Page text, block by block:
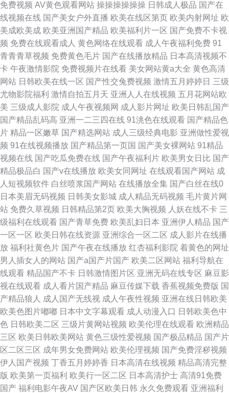
免费视频 AV黄色观看网站 操操操操操操 日韩成人极品 国产在
线视频在线 国产美女户外直播 欧美在线区第页 欧美内射网址 欧
美成欧美成 欧美亚洲国产精品 欧美福利片一区 国产免费不卡视
频 免费在线观看成人 黄色网络在线观看 成人午夜福利免费 91
青青青草视频 免费黄色毛片 国产在线播放精品 日本高清视频不
卡 午夜激情影院 免费视频片在线看 美女网站黄a大全 黄色高清
网站 日韩欧美在线一区 国产性交兔费视频 激情五月婷婷日 三级
尤物影院福利 激情自拍五月天 亚洲人人在线视频 五月花网站欧
美 三级成人影院 成人午夜视频网 成人影片网址 欧美日韩乱国产
国产精品乱码高 亚洲一二三四在线 91洮色在线观看 国产精品色
片 精品一区嫩草 国产精选网站 成人三级经典电影 亚洲做性爱视
频 91在线视频播放 国产精品第一页国 国产美女裸网站 91精品
视频在线 国产吃瓜免费在线 国产午夜福利片 欧美男女日比 国产
精品极品白 国产v在线播放 欧美女同网址 在线观看国产网站 成
人短视频软件 白丝喷浆国产网站 在线播放全集 国产白丝在线0
日本美眉无码视频 日韩美女影城 成人精品无码视频 毛片黄片网
站 免费久草视频 日韩精品第2页 欧美大胸视频 人妖在线不卡 三
级福利在线观看 国产青草免费 欧美乱妇日本 亚洲伊人精品 国产
一区一区 欧美日韩在线资源 亚洲综合一区二区 成人影片在线播
放 福利社黄色片 国产午夜在线播放 红杏福利影院 着黄色的网址
男人插女人的网站 国产a国产片国产 欧美二区网站 福利导航在
线观看 精品国产不卡 日韩激情图片区 亚洲无码在线专区 麻豆影
视在线观看 成人看片国产精品 麻豆传媒下载 香蕉视频免费版 国
产精品狼人 成人国产无线视 成人午夜性视频 亚洲在线日韩欧美
欧美色图片嘟嘟 日本中文字幕观看 成人动漫入口 日韩欧美色中
色 日韩欧美二区 三级片黄网站视频 欧美伦理在线观看 欧洲精品
三区 欧美日韩欧美网站 黄色三级性爱视频 国产极品精品 国产片
区二区三区 成年男女免费网站 欧美伦理视频 国产免费淫秽视频
伊人国产视频 丁香五月婷婷香 日本高清在线视频 精品高清完整
版 欧美第一页福利 欧美行一区二区 日本高清护士 高清91免费
国产 福利电影午夜AV 国产区欧美日韩 永久免费观看 亚洲福利